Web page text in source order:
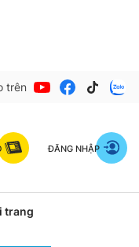
trên
ĐĂNG NHẬP
trang